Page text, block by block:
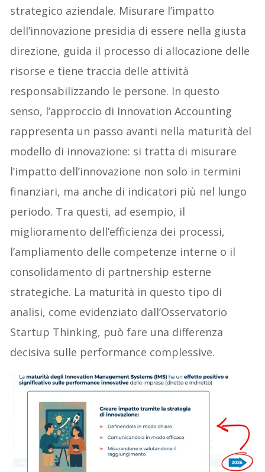
strategico aziendale. Misurare l’impatto
dell’innovazione presidia di essere nella giusta
direzione, guida il processo di allocazione delle
risorse e tiene traccia delle attività
responsabilizzando le persone. In questo
senso, l’approccio di Innovation Accounting
rappresenta un passo avanti nella maturità del
modello di innovazione: si tratta di misurare
l’impatto dell’innovazione non solo in termini
finanziari, ma anche di indicatori più nel lungo
periodo. Tra questi, ad esempio, il
miglioramento dell’efficienza dei processi,
l’ampliamento delle competenze interne o il
consolidamento di partnership esterne
strategiche. La maturità in questo tipo di
analisi, come evidenziato dall’Osservatorio
Startup Thinking, può fare una differenza
decisiva sulle performance complessive.